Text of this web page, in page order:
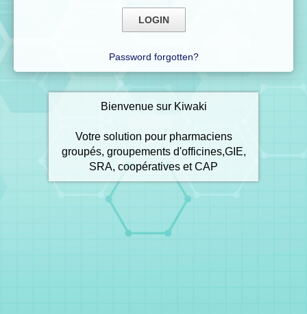
Password forgotten?
Bienvenue sur Kiwaki
Votre solution pour pharmaciens
groupés, groupements d'officines,GIE,
SRA, coopératives et CAP